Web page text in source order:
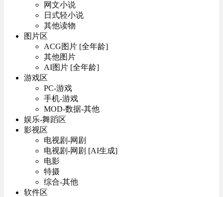
网文小说
日式轻小说
其他读物
图片区
ACG图片 [全年龄]
其他图片
AI图片 [全年龄]
游戏区
PC-游戏
手机-游戏
MOD-数据-其他
娱乐-舞蹈区
影视区
电视剧-网剧
电视剧-网剧 [AI生成]
电影
特摄
综合-其他
软件区